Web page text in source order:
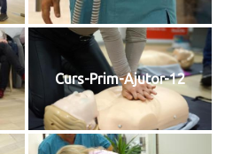
Curs-Prim-Ajutor-12